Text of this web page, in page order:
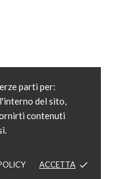
parti per:
del sito,
contenuti
ACCETTA done